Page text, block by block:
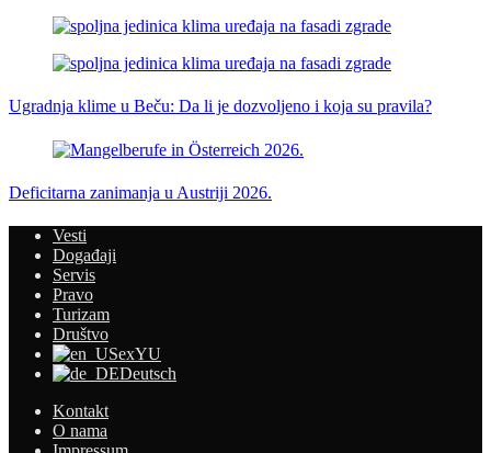
Ugradnja klime u Beču: Da li je dozvoljeno i koja su pravila?
Deficitarna zanimanja u Austriji 2026.
Vesti
Događaji
Servis
Pravo
Turizam
Društvo
exYU
Deutsch
Kontakt
O nama